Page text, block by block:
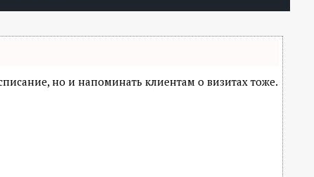
но и напоминать клиентам о визитах тоже.